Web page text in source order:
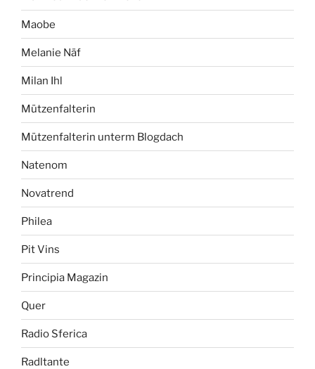
Maobe
Melanie Näf
Milan Ihl
Mützenfalterin
Mützenfalterin unterm Blogdach
Natenom
Novatrend
Philea
Pit Vins
Principia Magazin
Quer
Radio Sferica
Radltante